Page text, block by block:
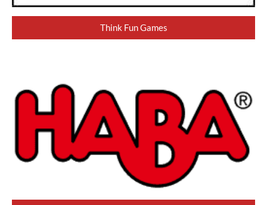
Think Fun Games